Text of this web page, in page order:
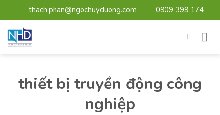
qua
nội
dung
thach.phan@ngochuyduong.com 0909 399 174
thiết bị truyền động công
nghiệp